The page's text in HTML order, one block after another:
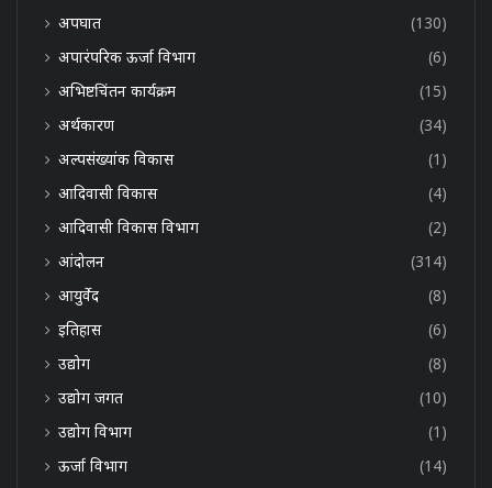
अपघात
(130)
अपारंपरिक ऊर्जा विभाग
(6)
अभिष्टचिंतन कार्यक्रम
(15)
अर्थकारण
(34)
अल्पसंख्यांक विकास
(1)
आदिवासी विकास
(4)
आदिवासी विकास विभाग
(2)
आंदोलन
(314)
आयुर्वेद
(8)
इतिहास
(6)
उद्योग
(8)
उद्योग जगत
(10)
उद्योग विभाग
(1)
ऊर्जा विभाग
(14)